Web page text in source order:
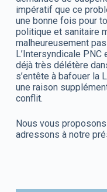
impératif que ce
une bonne fois pour
politique et sanitaire
malheureusement
L’Intersyndicale PNC
déjà très délétère
s’entête à bafouer la
une raison
conflit.
Nous vous
adressons à notre